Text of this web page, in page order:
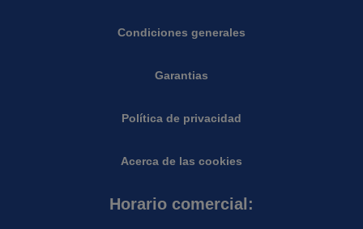
Condiciones generales
Garantias
Política de privacidad
Acerca de las cookies
Horario comercial: